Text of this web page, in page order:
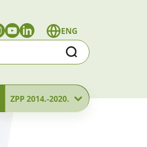
ENG
Traži
ZPP 2014.-2020.